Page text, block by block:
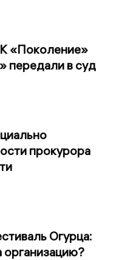
«Поколение»
передали в суд
прокурора
Огурца:
организацию?